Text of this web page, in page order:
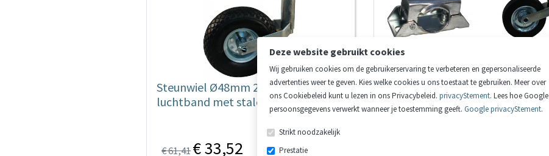
Steunwiel Ø48mm 260x85/3.00-4
luchtband met stalen velg
€ 61,41€ 33,52
Neuswiel WW met klem WW
opschroefbaar Ø48mm
Deze website gebruikt cookies
Wij gebruiken cookies om de gebruikerservaring te verbeteren en gepersonaliseerde
advertenties weer te geven. Kies welke cookies u ons toestaat te gebruiken. Meer over
ons Cookiebeleid kunt u lezen in ons Privacybeleid. privacyStement. Lees hoe Google
persoonsgegevens verwerkt wanneer je toestemming geeft. Google privacyStement.
Strikt noodzakelijk
Prestatie